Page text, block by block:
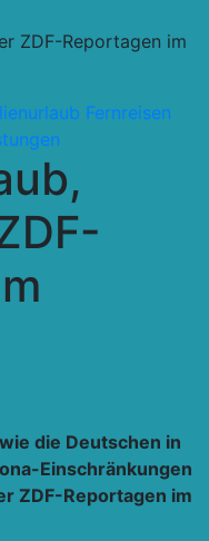
ZDF-Reportagen im
Fernreisen
die Deutschen in
Einschränkungen
ZDF-Reportagen im